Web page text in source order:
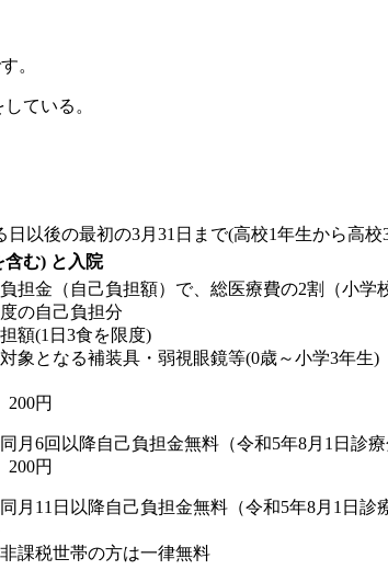
。
ている。
日以後の最初の3月31日まで(高校1年生から高
含む) と入院
担金（自己負担額）で、総医療費の2割（小学
の自己負担分
額(1日3食を限度)
象となる補装具・弱視眼鏡等(0歳～小学3年生)
円
月6回以降自己負担金無料（令和5年8月1日診療
円
月11日以降自己負担金無料（令和5年8月1日診
課税世帯の方は一律無料